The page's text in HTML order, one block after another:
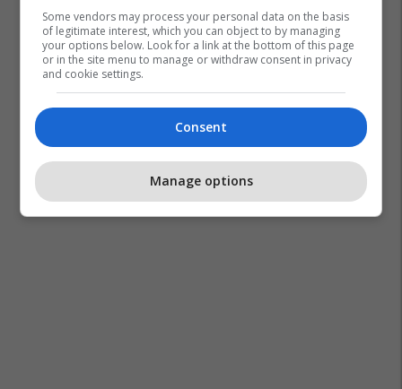
Some vendors may process your personal data on the basis
of legitimate interest, which you can object to by managing
your options below. Look for a link at the bottom of this page
or in the site menu to manage or withdraw consent in privacy
and cookie settings.
Consent
Manage options